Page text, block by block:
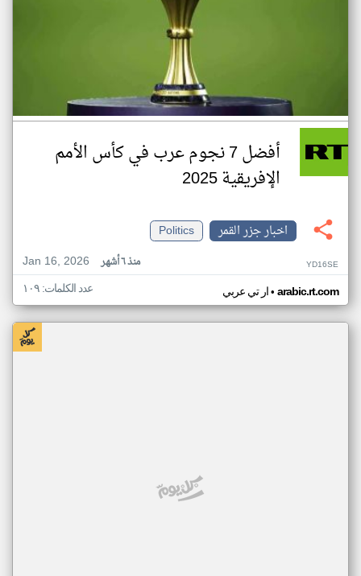
أفضل 7 نجوم عرب في كأس الأمم
الإفريقية 2025
اخبار جزر القمر
Politics
Jan 16, 2026
منذ ٦ أشهر YD16SE
ار تي عربي• arabic.rt.com عدد الكلمات: ١٠٩